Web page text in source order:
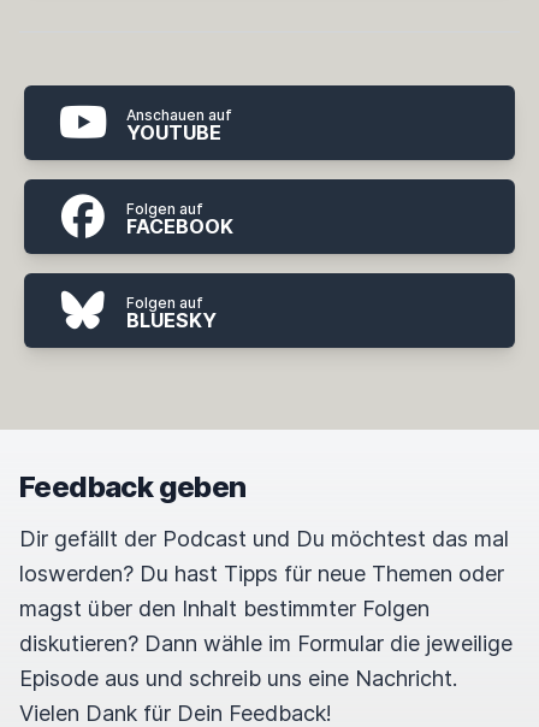
Anschauen auf
YOUTUBE
Folgen auf
FACEBOOK
Folgen auf
BLUESKY
Feedback geben
Dir gefällt der Podcast und Du möchtest das mal
loswerden? Du hast Tipps für neue Themen oder
magst über den Inhalt bestimmter Folgen
diskutieren? Dann wähle im Formular die jeweilige
Episode aus und schreib uns eine Nachricht.
Vielen Dank für Dein Feedback!